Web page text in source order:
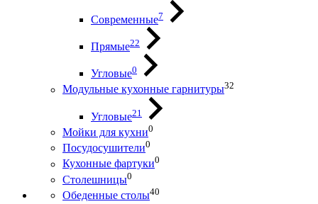
Современные7
Прямые22
Угловые0
Модульные кухонные гарнитуры32
Угловые21
Мойки для кухни0
Посудосушители0
Кухонные фартуки0
Столешницы0
Обеденные столы40